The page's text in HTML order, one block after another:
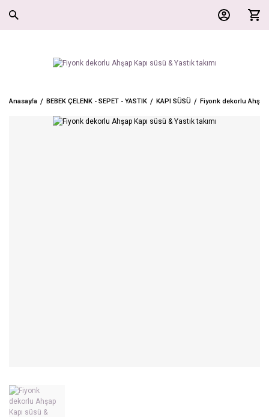
Anasayfa BEBEK ÇELENK - SEPET - YASTIK KAPI SÜSÜ Fiyonk dekorlu Ahşap